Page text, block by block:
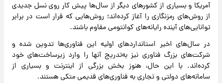
آمریکا و بسیاری از کشورهای دیگر از سال‌ها پیش کار روی نسل جدیدی
از روش‌های رمزنگاری را آغاز کرده‌اند؛ روش‌هایی که قرار است در برابر
توانایی‌های آینده رایانه‌های کوانتومی مقاوم باشند.
در سال‌های اخیر استانداردهای اولیه این فناوری‌ها تدوین شده و
شرکت‌های بزرگ فناوری نیز به‌تدریج آنها را وارد زیرساخت‌های خود
کرده‌اند. با این حال، هنوز بخش بزرگی از اینترنت و بسیاری از
سامانه‌های دولتی و تجاری به فناوری‌های قدیمی متکی هستند.